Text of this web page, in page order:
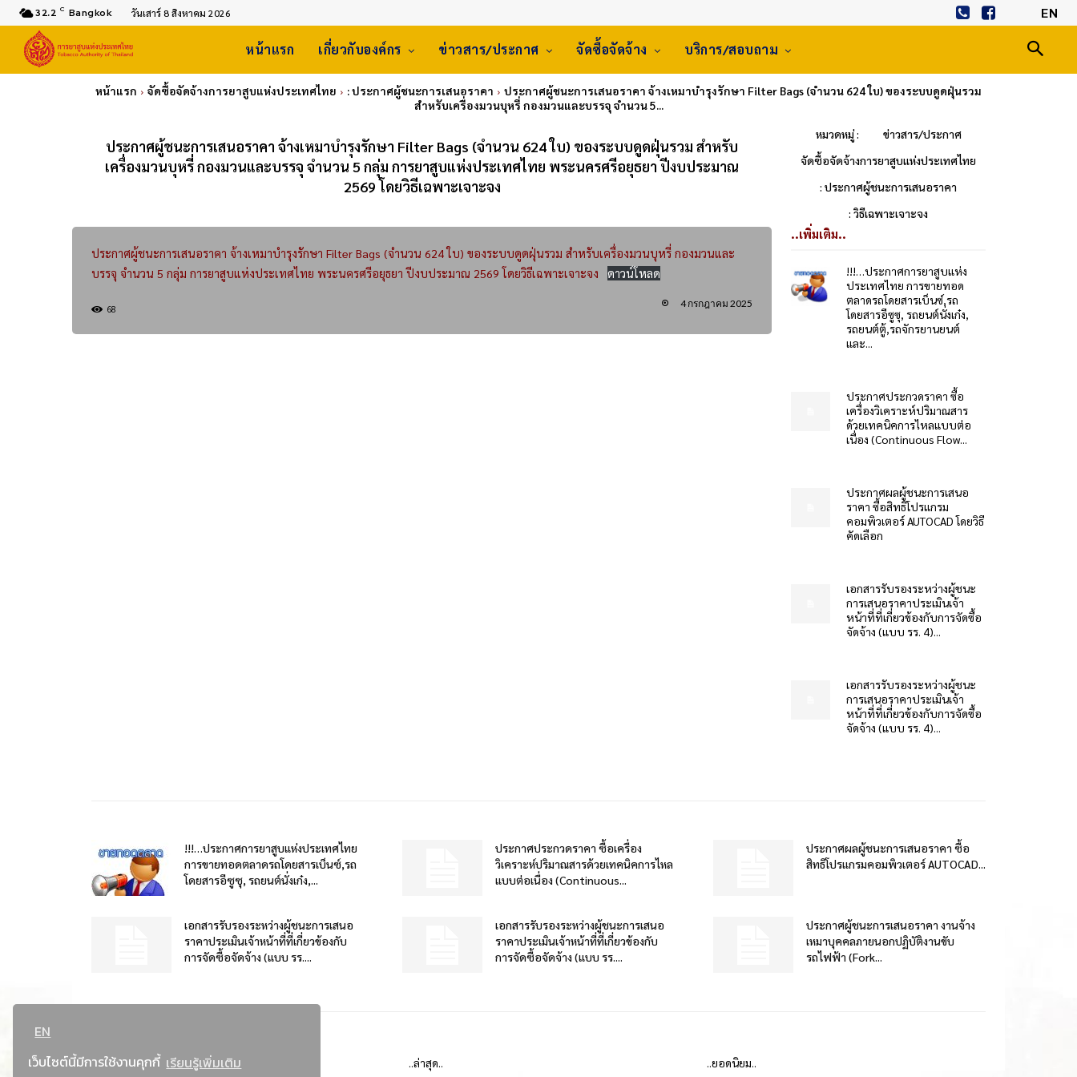
EN
เว็บไซต์นี้มีการใช้งานคุกกี้ เรียนรู้เพิ่มเติม
32.2 C Bangkok วันเสาร์ 8 สิงหาคม 2026 EN
หน้าแรก เกี่ยวกับองค์กร ข่าวสาร/ประกาศ จัดซื้อจัดจ้าง บริการ/สอบถาม
หน้าแรก จัดซื้อจัดจ้างการยาสูบแห่งประเทศไทย : ประกาศผู้ชนะการเสนอราคา
ประกาศผู้ชนะการเสนอราคา จ้างเหมาบำรุงรักษา Filter Bags (จำนวน 624 ใบ) ของระบบดูดฝุ่นรวม
สำหรับเครื่องมวนบุหรี่ กองมวนและบรรจุ จำนวน 5...
ประกาศผู้ชนะการเสนอราคา จ้างเหมาบำรุงรักษา Filter Bags (จำนวน 624 ใบ) ของระบบดูดฝุ่นรวม สำหรับ
เครื่องมวนบุหรี่ กองมวนและบรรจุ จำนวน 5 กลุ่ม การยาสูบแห่งประเทศไทย พระนครศรีอยุธยา ปีงบประมาณ
2569 โดยวิธีเฉพาะเจาะจง
หมวดหมู่ :
ข่าวสาร/ประกาศ
จัดซื้อจัดจ้างการยาสูบแห่งประเทศไทย
: ประกาศผู้ชนะการเสนอราคา
: วิธีเฉพาะเจาะจง
ประกาศผู้ชนะการเสนอราคา จ้างเหมาบำรุงรักษา Filter Bags (จำนวน 624 ใบ) ของระบบดูดฝุ่นรวม สำหรับเครื่องมวนบุหรี่ กองมวนและ
บรรจุ จำนวน 5 กลุ่ม การยาสูบแห่งประเทศไทย พระนครศรีอยุธยา ปีงบประมาณ 2569 โดยวิธีเฉพาะเจาะจง
ดาวน์โหลด
68 4 กรกฎาคม 2025
..เพิ่มเติม..
!!!…ประกาศการยาสูบแห่ง
ประเทศไทย การขายทอด
ตลาดรถโดยสารเบ็นซ์,รถ
โดยสารอีซูซุ, รถยนต์นั่งเก๋ง,
รถยนต์ตู้,รถจักรยานยนต์
และ...
ประกาศประกวดราคา ซื้อ
เครื่องวิเคราะห์ปริมาณสาร
ด้วยเทคนิคการไหลแบบต่อ
เนื่อง (Continuous Flow...
ประกาศผลผู้ชนะการเสนอ
ราคา ซื้อสิทธิโปรแกรม
คอมพิวเตอร์ AUTOCAD โดยวิธี
คัดเลือก
เอกสารรับรองระหว่างผู้ชนะ
การเสนอราคาประเมินเจ้า
หน้าที่ที่เกี่ยวข้องกับการจัดซื้อ
จัดจ้าง (แบบ รร. 4)...
เอกสารรับรองระหว่างผู้ชนะ
การเสนอราคาประเมินเจ้า
หน้าที่ที่เกี่ยวข้องกับการจัดซื้อ
จัดจ้าง (แบบ รร. 4)...
!!!…ประกาศการยาสูบแห่งประเทศไทย
การขายทอดตลาดรถโดยสารเบ็นซ์,รถ
โดยสารอีซูซุ, รถยนต์นั่งเก๋ง,...
ประกาศประกวดราคา ซื้อเครื่อง
วิเคราะห์ปริมาณสารด้วยเทคนิคการไหล
แบบต่อเนื่อง (Continuous...
ประกาศผลผู้ชนะการเสนอราคา ซื้อ
สิทธิโปรแกรมคอมพิวเตอร์ AUTOCAD...
เอกสารรับรองระหว่างผู้ชนะการเสนอ
ราคาประเมินเจ้าหน้าที่ที่เกี่ยวข้องกับ
การจัดซื้อจัดจ้าง (แบบ รร....
เอกสารรับรองระหว่างผู้ชนะการเสนอ
ราคาประเมินเจ้าหน้าที่ที่เกี่ยวข้องกับ
การจัดซื้อจัดจ้าง (แบบ รร....
ประกาศผู้ชนะการเสนอราคา งานจ้าง
เหมาบุคคลภายนอกปฏิบัติงานขับ
รถไฟฟ้า (Fork...
..ล่าสุด.. ..ยอดนิยม..